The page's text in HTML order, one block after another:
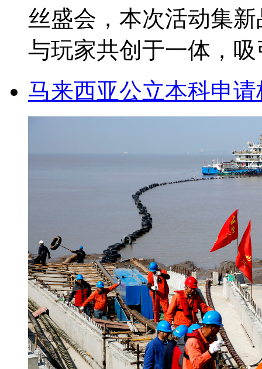
丝盛会，本次活动集
与玩家共创于一体，吸
马来西亚公立本科申请